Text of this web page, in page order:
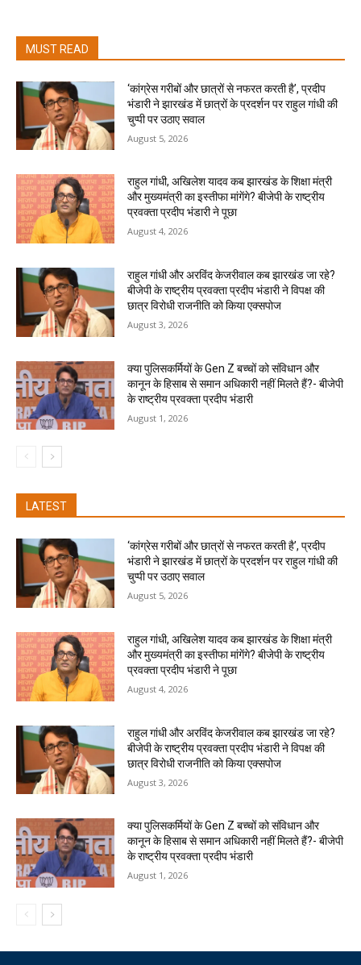
MUST READ
‘कांग्रेस गरीबों और छात्रों से नफरत करती है’, प्रदीप
भंडारी ने झारखंड में छात्रों के प्रदर्शन पर राहुल गांधी की
चुप्पी पर उठाए सवाल
August 5, 2026
राहुल गांधी, अखिलेश यादव कब झारखंड के शिक्षा मंत्री
और मुख्यमंत्री का इस्तीफा मांगेंगे? बीजेपी के राष्ट्रीय
प्रवक्ता प्रदीप भंडारी ने पूछा
August 4, 2026
राहुल गांधी और अरविंद केजरीवाल कब झारखंड जा रहे?
बीजेपी के राष्ट्रीय प्रवक्ता प्रदीप भंडारी ने विपक्ष की
छात्र विरोधी राजनीति को किया एक्सपोज
August 3, 2026
क्या पुलिसकर्मियों के Gen Z बच्चों को संविधान और
कानून के हिसाब से समान अधिकारी नहीं मिलते हैं?- बीजेपी
के राष्ट्रीय प्रवक्ता प्रदीप भंडारी
August 1, 2026
LATEST
‘कांग्रेस गरीबों और छात्रों से नफरत करती है’, प्रदीप
भंडारी ने झारखंड में छात्रों के प्रदर्शन पर राहुल गांधी की
चुप्पी पर उठाए सवाल
August 5, 2026
राहुल गांधी, अखिलेश यादव कब झारखंड के शिक्षा मंत्री
और मुख्यमंत्री का इस्तीफा मांगेंगे? बीजेपी के राष्ट्रीय
प्रवक्ता प्रदीप भंडारी ने पूछा
August 4, 2026
राहुल गांधी और अरविंद केजरीवाल कब झारखंड जा रहे?
बीजेपी के राष्ट्रीय प्रवक्ता प्रदीप भंडारी ने विपक्ष की
छात्र विरोधी राजनीति को किया एक्सपोज
August 3, 2026
क्या पुलिसकर्मियों के Gen Z बच्चों को संविधान और
कानून के हिसाब से समान अधिकारी नहीं मिलते हैं?- बीजेपी
के राष्ट्रीय प्रवक्ता प्रदीप भंडारी
August 1, 2026